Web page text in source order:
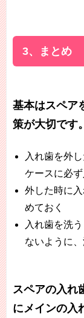
3、まとめ
基本はスペア
策が大切です。
入れ歯を外
ケースに必
外した時に
めておく
入れ歯を洗
ないように
スペアの入れ
にメインの入